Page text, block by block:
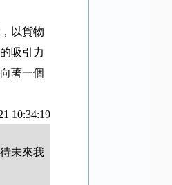
以貨物
吸引力
著一個
10:34:19
未來我